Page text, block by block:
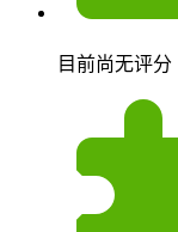
目前尚无评分